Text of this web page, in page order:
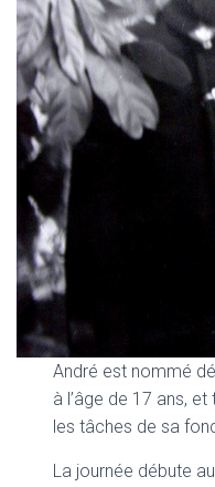
André est nommé
à l’âge de 17 ans,
les tâches de sa
La journée débute